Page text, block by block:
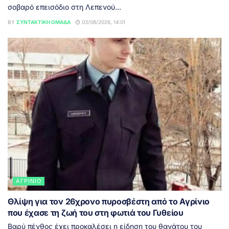
σοβαρό επεισόδιο στη Λεπενού...
BY ΣΥΝΤΑΚΤΙΚΉ ΟΜΆΔΑ 03/08/2026, 14:01
ΑΓΡΊΝΙΟ
Θλίψη για τον 26χρονο πυροσβέστη από το Αγρίνιο
που έχασε τη ζωή του στη φωτιά του Γυθείου
Βαρύ πένθος έχει προκαλέσει η είδηση του θανάτου του